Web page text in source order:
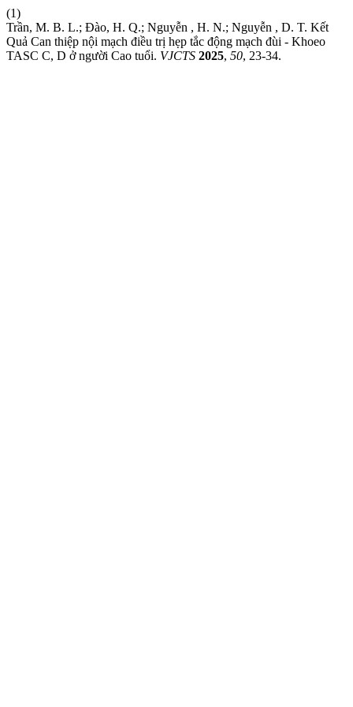
(1)
Trần, M. B. L.; Đào, H. Q.; Nguyễn , H. N.; Nguyễn , D. T. Kết
Quả Can thiệp nội mạch điều trị hẹp tắc động mạch đùi - Khoeo
TASC C, D ở người Cao tuổi. VJCTS 2025, 50, 23-34.